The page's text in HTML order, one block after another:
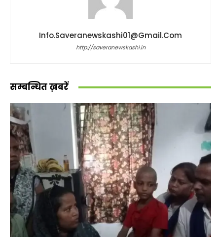
Info.saveranewskashi01@gmail.com
http://saveranewskashi.in
सम्बन्धित ख़बरें